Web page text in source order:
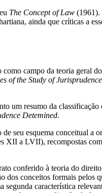
The Concept of Law (1961).
ainda que críticas a
campo da teoria geral
of the Study of Jurisprudence
um resumo da classificação
Detemined.
seu esquema conceitual a
XII a LVII), recompostas com
conferido à teoria do
dos conceitos formais pelos
característica